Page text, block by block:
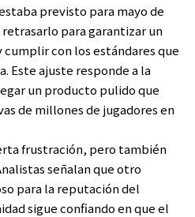
previsto para mayo de
para garantizar un
con los estándares que
Este ajuste responde a la
un producto pulido que
de millones de jugadores en
frustración, pero también
señalan que otro
para la reputación del
sigue confiando en que el